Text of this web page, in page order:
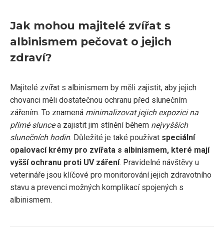
Jak mohou majitelé zvířat s
albinismem pečovat o jejich
zdraví?
Majitelé zvířat s albinismem by měli zajistit, aby jejich
chovanci měli dostatečnou ochranu před slunečním
zářením. To znamená minimalizovat jejich expozici na
přímé sluncea zajistit jim stínění během nejvyšších
slunečních hodin. Důležité je také používat speciální
opalovací krémy pro zvířata s albinismem, které mají
vyšší ochranu proti UV záření. Pravidelné návštěvy u
veterináře jsou klíčové pro monitorování jejich zdravotního
stavu a prevenci možných komplikací spojených s
albinismem.